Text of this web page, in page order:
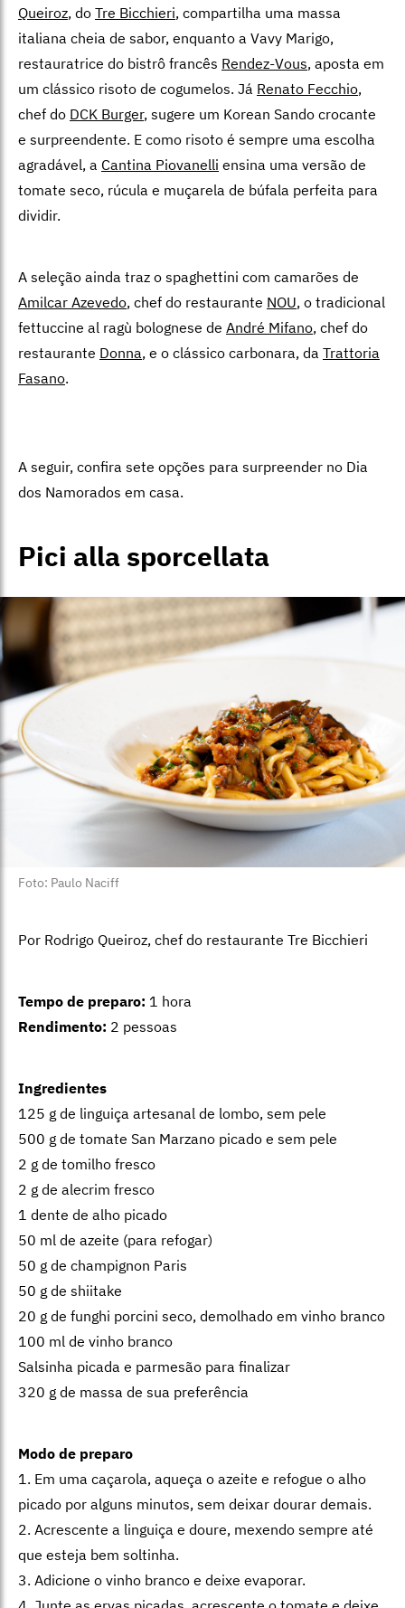
Queiroz, do Tre Bicchieri, compartilha uma massa
italiana cheia de sabor, enquanto a Vavy Marigo,
restauratrice do bistrô francês Rendez-Vous, aposta em
um clássico risoto de cogumelos. Já Renato Fecchio,
chef do DCK Burger, sugere um Korean Sando crocante
e surpreendente. E como risoto é sempre uma escolha
agradável, a Cantina Piovanelli ensina uma versão de
tomate seco, rúcula e muçarela de búfala perfeita para
dividir.
A seleção ainda traz o spaghettini com camarões de
Amilcar Azevedo, chef do restaurante NOU, o tradicional
fettuccine al ragù bolognese de André Mifano, chef do
restaurante Donna, e o clássico carbonara, da Trattoria
Fasano.
A seguir, confira sete opções para surpreender no Dia
dos Namorados em casa.
Pici alla sporcellata
Foto: Paulo Naciff
Por Rodrigo Queiroz, chef do restaurante Tre Bicchieri
Tempo de preparo: 1 hora
Rendimento: 2 pessoas
Ingredientes
125 g de linguiça artesanal de lombo, sem pele
500 g de tomate San Marzano picado e sem pele
2 g de tomilho fresco
2 g de alecrim fresco
1 dente de alho picado
50 ml de azeite (para refogar)
50 g de champignon Paris
50 g de shiitake
20 g de funghi porcini seco, demolhado em vinho branco
100 ml de vinho branco
Salsinha picada e parmesão para finalizar
320 g de massa de sua preferência
Modo de preparo
1. Em uma caçarola, aqueça o azeite e refogue o alho
picado por alguns minutos, sem deixar dourar demais.
2. Acrescente a linguiça e doure, mexendo sempre até
que esteja bem soltinha.
3. Adicione o vinho branco e deixe evaporar.